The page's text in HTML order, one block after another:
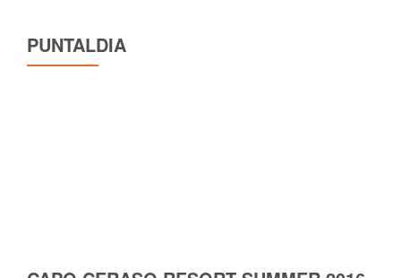
PUNTALDIA